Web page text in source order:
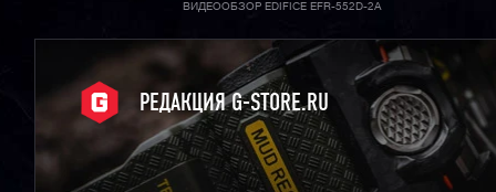
ВИДЕООБЗОР EDIFICE EFR-552D-2A
РЕДАКЦИЯ G-STORE.RU